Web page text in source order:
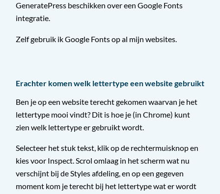
GeneratePress beschikken over een Google Fonts
integratie.
Zelf gebruik ik Google Fonts op al mijn websites.
Erachter komen welk lettertype een website gebruikt
Ben je op een website terecht gekomen waarvan je het
lettertype mooi vindt? Dit is hoe je (in Chrome) kunt
zien welk lettertype er gebruikt wordt.
Selecteer het stuk tekst, klik op de rechtermuisknop en
kies voor Inspect. Scrol omlaag in het scherm wat nu
verschijnt bij de Styles afdeling, en op een gegeven
moment kom je terecht bij het lettertype wat er wordt